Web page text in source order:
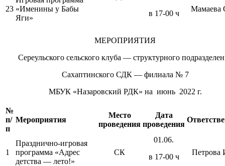
23 «Именины у Бабы
Яги»
в 17-00 ч
Мамаева
МЕРОПРИЯТИЯ
Сереульского сельского клуба — структурного
Сахаптинского СДК — филиала № 7
МБУК «Назаровский РДК» на июнь 2022 г.
№
п/
п
Мероприятия
Место
проведения
Дата
проведения
1
Празднично-игровая
программа «Адрес
детства — лето!»
СК
01.06.
в 17-00 ч
Петрова